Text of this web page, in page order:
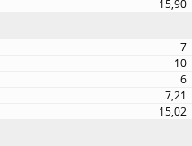
15,90
7
10
6
7,21
15,02